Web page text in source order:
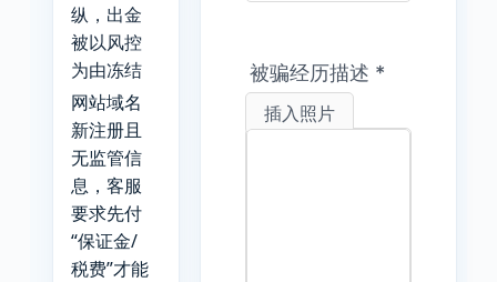
纵，出金
被以风控
为由冻结
网站域名
新注册且
无监管信
息，客服
要求先付
“保证金/
税费”才能
被骗经历描述 *
插入照片